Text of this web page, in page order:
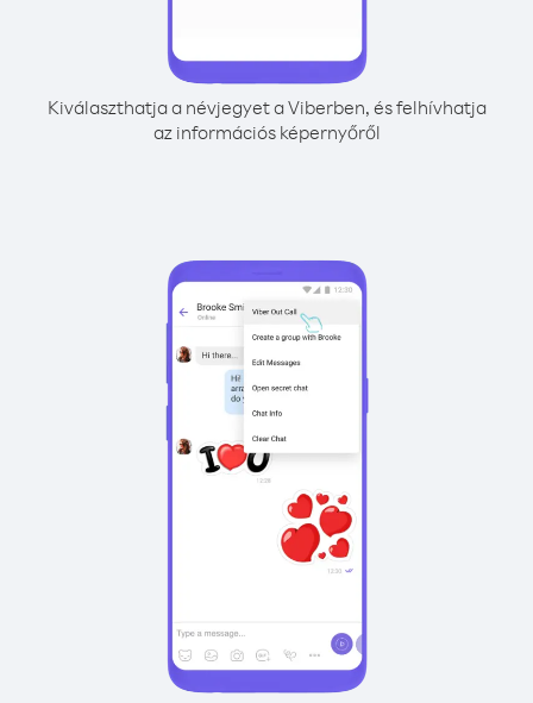
Kiválaszthatja a névjegyet a Viberben, és felhívhatja
az információs képernyőről